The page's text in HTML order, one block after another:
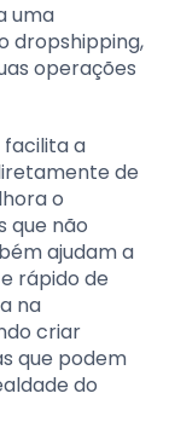
uma
dropshipping,
operações
facilita a
de
o
que não
ajudam a
rápido de
na
criar
que podem
do